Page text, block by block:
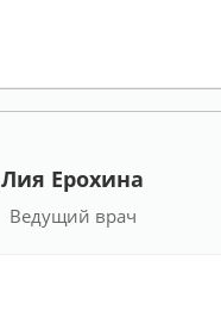
Лия Ерохина
Ведущий врач